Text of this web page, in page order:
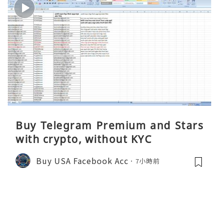
Buy Telegram Premium and Stars
with crypto, without KYC
Buy USA Facebook Acc 7小時前